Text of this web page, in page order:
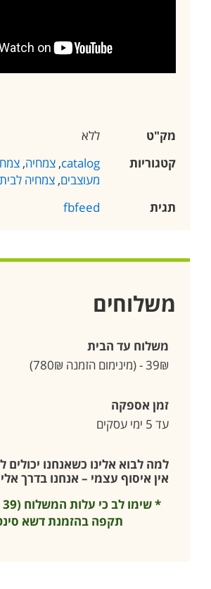
מק"ט
ללא
קטגוריות
catalog
, צמחיה,
מעוצבים, צמחיה
תגית
fbfeed
משלוחים
משלוח עד הבית
39₪ - (מינימום הזמנה 780₪)
זמן אספקה
עד 5 ימי עסקים
למה לבוא אלינו כשאנחנו יכולים
אין איסוף עצמי – אנחנו בדרך
תקפה בהזמנת דשא